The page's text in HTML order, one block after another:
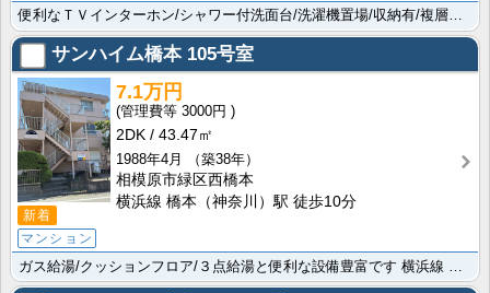
便利なＴＶインターホン/シャワー付洗面台/洗濯機置場/収納有/複層ガラスなど素敵な設備豊富ですよ。オ･･･
サンハイム橋本105号室
新着
マンション
7.1万円
3000円
2DK
43.47㎡
1988年4月
（築38年）
相模原市緑区西橋本
横浜線 橋本（神奈川）駅 徒歩10分